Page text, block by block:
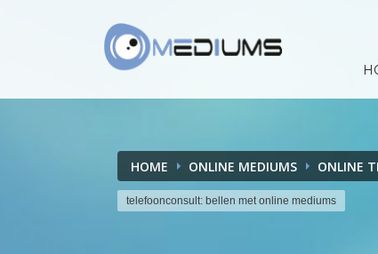
HOME ONLINE MEDIUMS ONLINE
telefoonconsult: bellen met online mediums